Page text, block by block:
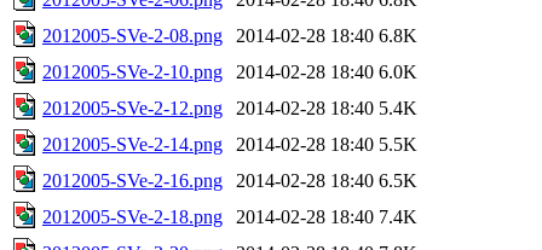
2012005-SVe-2-08.png
2014-02-28 18:40 6.8K
2012005-SVe-2-10.png
2014-02-28 18:40 6.0K
2012005-SVe-2-12.png
2014-02-28 18:40 5.4K
2012005-SVe-2-14.png
2014-02-28 18:40 5.5K
2012005-SVe-2-16.png
2014-02-28 18:40 6.5K
2012005-SVe-2-18.png
2014-02-28 18:40 7.4K